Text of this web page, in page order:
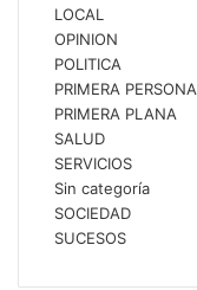
LOCAL
OPINION
POLITICA
PRIMERA PERSONA
PRIMERA PLANA
SALUD
SERVICIOS
Sin categoría
SOCIEDAD
SUCESOS